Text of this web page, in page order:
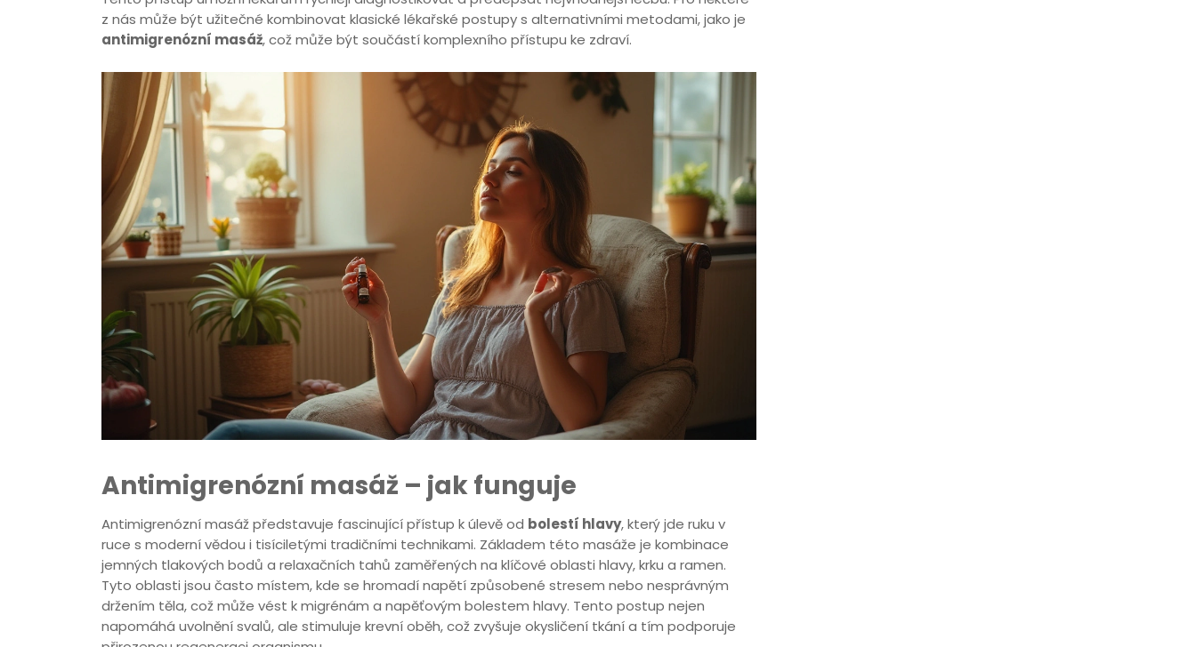
z nás může být užitečné kombinovat klasické lékařské postupy s alternativními metodami, jako je
antimigrenózní masáž, což může být součástí komplexního přístupu ke zdraví.
Antimigrenózní masáž – jak funguje
Antimigrenózní masáž představuje fascinující přístup k úlevě od bolestí hlavy, který jde ruku v
ruce s moderní vědou i tisíciletými tradičními technikami. Základem této masáže je kombinace
jemných tlakových bodů a relaxačních tahů zaměřených na klíčové oblasti hlavy, krku a ramen.
Tyto oblasti jsou často místem, kde se hromadí napětí způsobené stresem nebo nesprávným
držením těla, což může vést k migrénám a napěťovým bolestem hlavy. Tento postup nejen
napomáhá uvolnění svalů, ale stimuluje krevní oběh, což zvyšuje okysličení tkání a tím podporuje